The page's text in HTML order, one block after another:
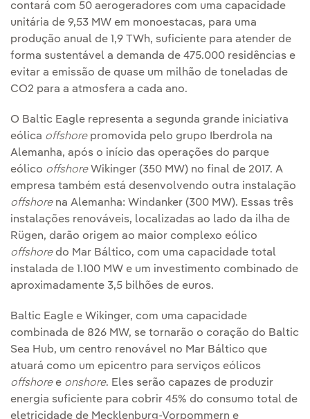
contará com 50 aerogeradores com uma capacidade
unitária de 9,53 MW em monoestacas, para uma
produção anual de 1,9 TWh, suficiente para atender de
forma sustentável a demanda de 475.000 residências e
evitar a emissão de quase um milhão de toneladas de
CO2 para a atmosfera a cada ano.
O Baltic Eagle representa a segunda grande iniciativa
eólica offshorepromovida pelo grupo Iberdrola na
Alemanha, após o início das operações do parque
eólico offshoreWikinger (350 MW) no final de 2017. A
empresa também está desenvolvendo outra instalação
offshorena Alemanha: Windanker (300 MW). Essas três
instalações renováveis, localizadas ao lado da ilha de
Rügen, darão origem ao maior complexo eólico
offshoredo Mar Báltico, com uma capacidade total
instalada de 1.100 MW e um investimento combinado de
aproximadamente 3,5 bilhões de euros.
Baltic Eagle e Wikinger, com uma capacidade
combinada de 826 MW, se tornarão o coração do Baltic
Sea Hub, um centro renovável no Mar Báltico que
atuará como um epicentro para serviços eólicos
offshore e onshore. Eles serão capazes de produzir
energia suficiente para cobrir 45% do consumo total de
eletricidade de Mecklenburg-Vorpommern e